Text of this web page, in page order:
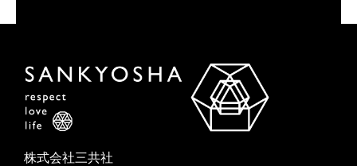
株式会社三共社